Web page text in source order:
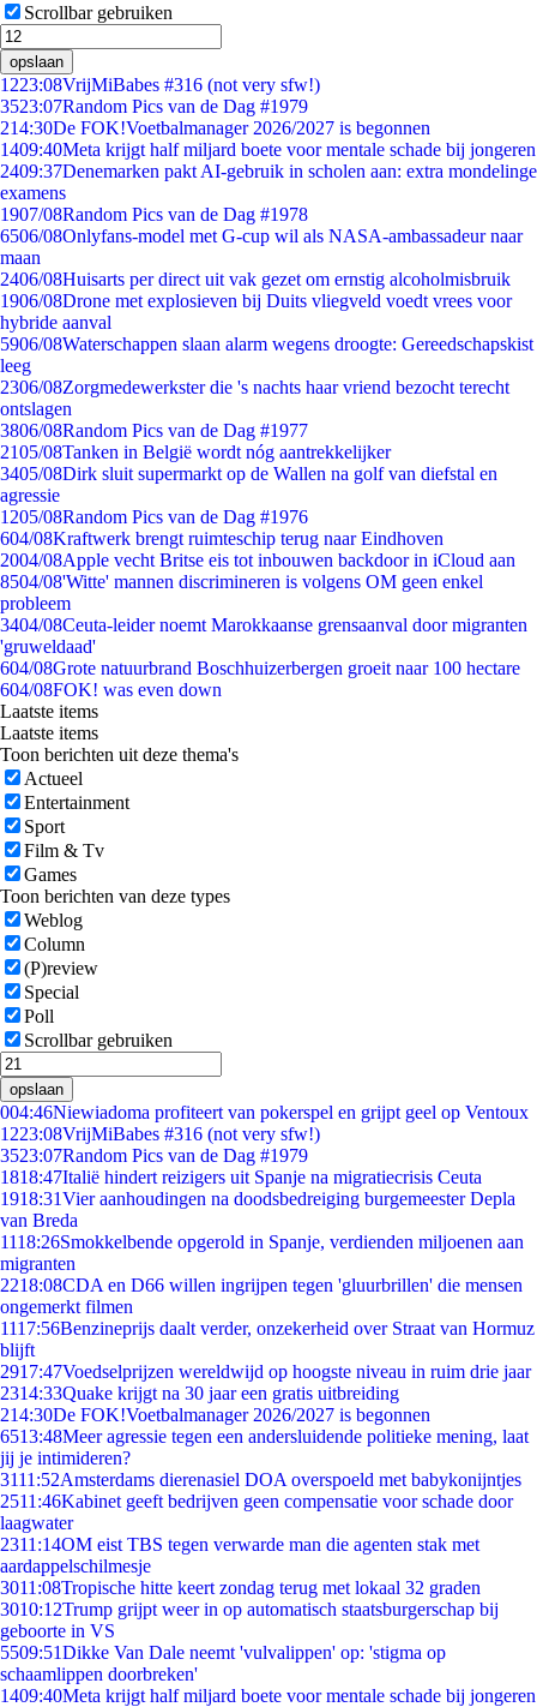
Scrollbar gebruiken
opslaan
1223:08VrijMiBabes #316 (not very sfw!)
3523:07Random Pics van de Dag #1979
214:30De FOK!Voetbalmanager 2026/2027 is begonnen
1409:40Meta krijgt half miljard boete voor mentale schade bij jongeren
2409:37Denemarken pakt AI-gebruik in scholen aan: extra mondelinge
examens
1907/08Random Pics van de Dag #1978
6506/08Onlyfans-model met G-cup wil als NASA-ambassadeur naar
maan
2406/08Huisarts per direct uit vak gezet om ernstig alcoholmisbruik
1906/08Drone met explosieven bij Duits vliegveld voedt vrees voor
hybride aanval
5906/08Waterschappen slaan alarm wegens droogte: Gereedschapskist
leeg
2306/08Zorgmedewerkster die 's nachts haar vriend bezocht terecht
ontslagen
3806/08Random Pics van de Dag #1977
2105/08Tanken in België wordt nóg aantrekkelijker
3405/08Dirk sluit supermarkt op de Wallen na golf van diefstal en
agressie
1205/08Random Pics van de Dag #1976
604/08Kraftwerk brengt ruimteschip terug naar Eindhoven
2004/08Apple vecht Britse eis tot inbouwen backdoor in iCloud aan
8504/08'Witte' mannen discrimineren is volgens OM geen enkel
probleem
3404/08Ceuta-leider noemt Marokkaanse grensaanval door migranten
'gruweldaad'
604/08Grote natuurbrand Boschhuizerbergen groeit naar 100 hectare
604/08FOK! was even down
Laatste items
Laatste items
Toon berichten uit deze thema's
Actueel
Entertainment
Sport
Film & Tv
Games
Toon berichten van deze types
Weblog
Column
(P)review
Special
Poll
Scrollbar gebruiken
opslaan
004:46Niewiadoma profiteert van pokerspel en grijpt geel op Ventoux
1223:08VrijMiBabes #316 (not very sfw!)
3523:07Random Pics van de Dag #1979
1818:47Italië hindert reizigers uit Spanje na migratiecrisis Ceuta
1918:31Vier aanhoudingen na doodsbedreiging burgemeester Depla
van Breda
1118:26Smokkelbende opgerold in Spanje, verdienden miljoenen aan
migranten
2218:08CDA en D66 willen ingrijpen tegen 'gluurbrillen' die mensen
ongemerkt filmen
1117:56Benzineprijs daalt verder, onzekerheid over Straat van Hormuz
blijft
2917:47Voedselprijzen wereldwijd op hoogste niveau in ruim drie jaar
2314:33Quake krijgt na 30 jaar een gratis uitbreiding
214:30De FOK!Voetbalmanager 2026/2027 is begonnen
6513:48Meer agressie tegen een andersluidende politieke mening, laat
jij je intimideren?
3111:52Amsterdams dierenasiel DOA overspoeld met babykonijntjes
2511:46Kabinet geeft bedrijven geen compensatie voor schade door
laagwater
2311:14OM eist TBS tegen verwarde man die agenten stak met
aardappelschilmesje
3011:08Tropische hitte keert zondag terug met lokaal 32 graden
3010:12Trump grijpt weer in op automatisch staatsburgerschap bij
geboorte in VS
5509:51Dikke Van Dale neemt 'vulvalippen' op: 'stigma op
schaamlippen doorbreken'
1409:40Meta krijgt half miljard boete voor mentale schade bij jongeren